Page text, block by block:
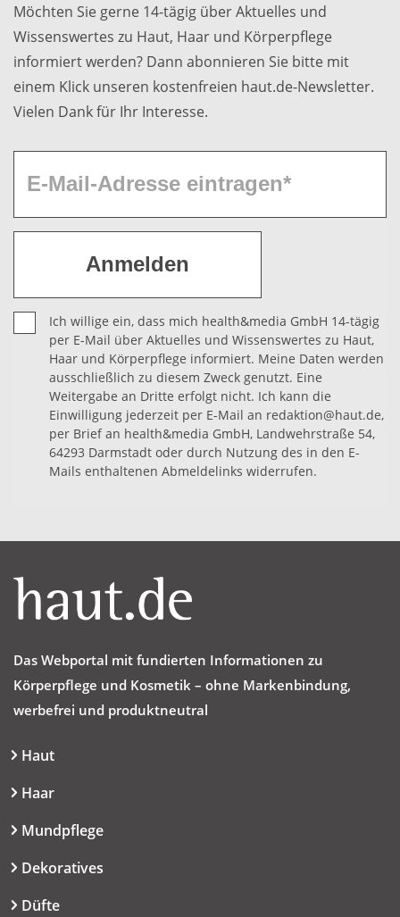
Möchten Sie gerne 14-tägig über Aktuelles und
Wissenswertes zu Haut, Haar und Körperpflege
informiert werden? Dann abonnieren Sie bitte mit
einem Klick unseren kostenfreien haut.de-Newsletter.
Vielen Dank für Ihr Interesse.
Ich willige ein, dass mich health&media GmbH 14-tägig
per E-Mail über Aktuelles und Wissenswertes zu Haut,
Haar und Körperpflege informiert. Meine Daten werden
ausschließlich zu diesem Zweck genutzt. Eine
Weitergabe an Dritte erfolgt nicht. Ich kann die
Einwilligung jederzeit per E-Mail an redaktion@haut.de,
per Brief an health&media GmbH, Landwehrstraße 54,
64293 Darmstadt oder durch Nutzung des in den E-
Mails enthaltenen Abmeldelinks widerrufen.
Das Webportal mit fundierten Informationen zu
Körperpflege und Kosmetik – ohne Markenbindung,
werbefrei und produktneutral
Haut
Haar
Mundpflege
Dekoratives
Düfte